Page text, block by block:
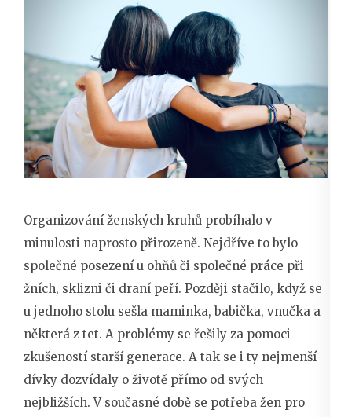
Organizování ženských kruhů probíhalo v
minulosti naprosto přirozeně. Nejdříve to bylo
společné posezení u ohňů či společné práce při
žních, sklizni či draní peří. Později stačilo, když se
u jednoho stolu sešla maminka, babička, vnučka a
některá z tet. A problémy se řešily za pomoci
zkušeností starší generace. A tak se i ty nejmenší
dívky dozvídaly o životě přímo od svých
nejbližších. V současné době se potřeba žen pro